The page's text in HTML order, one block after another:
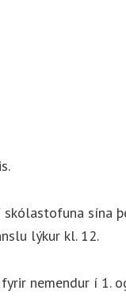
sína
lýkur kl. 12.
nemendur í